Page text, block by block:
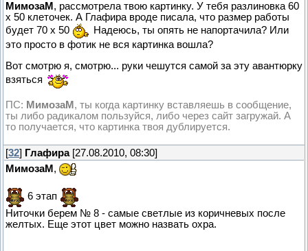
МимозаМ , рассмотрела твою картинку. У тебя разлиновка 60
х 50 клеточек. А Глафира вроде писала, что размер работы
будет 70 х 50
Надеюсь, ты опять не напортачила? Или
это просто в фотик не вся картинка вошла?
Вот смотрю я, смотрю... руки чешутся самой за эту авантюрку
взяться
ПС: МимозаМ, ты когда картинку вставляешь в сообщение,
ты либо радикалом пользуйся, либо через сайт загружай. А
то получается, что картинка твоя дублируется.
[32] Глафира[27.08.2010, 08:30]
МимозаМ,
6 этап
Ниточки берем № 8 - самые светлые из коричневых после
желтых. Еще этот цвет можно назвать охра.